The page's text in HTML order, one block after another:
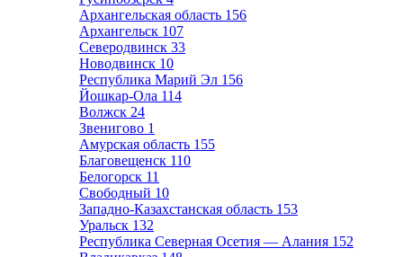
Архангельская область 156
Архангельск 107
Северодвинск 33
Новодвинск 10
Республика Марий Эл 156
Йошкар-Ола 114
Волжск 24
Звенигово 1
Амурская область 155
Благовещенск 110
Белогорск 11
Свободный 10
Западно-Казахстанская область 153
Уральск 132
Республика Северная Осетия — Алания 152